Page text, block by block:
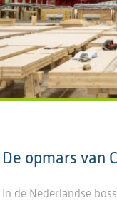
De opmars van
In de Nederlandse